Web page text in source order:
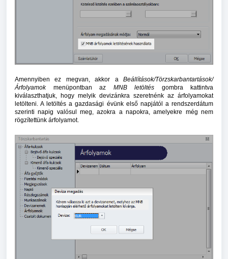
Amennyiben ez megvan, akkor a Beállítások/Törzskarbantartások/
Árfolyamokmenüpontban az MNB letöltés gombra kattintva
kiválaszthatjuk, hogy melyik devizánkra szeretnénk az árfolyamokat
letölteni. A letöltés a gazdasági évünk első napjától a rendszerdátum
szerinti napig valósul meg, azokra a napokra, amelyekre még nem
rögzítettünk árfolyamot.